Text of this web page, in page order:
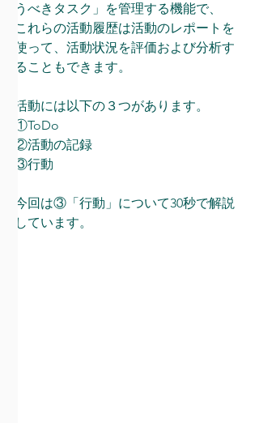
うべきタスク」を管理する機能で、
これらの活動履歴は活動のレポートを
使って、活動状況を評価および分析す
ることもできます。
活動には以下の３つがあります。
①ToDo
②活動の記録
③行動
今回は③「行動」について30秒で解説
しています。